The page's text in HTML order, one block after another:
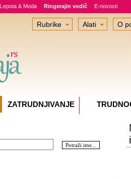
Lepota & Moda Ringerajin vodič E-novosti
Rubrike Alati O
ZATRUDNJIVANJE